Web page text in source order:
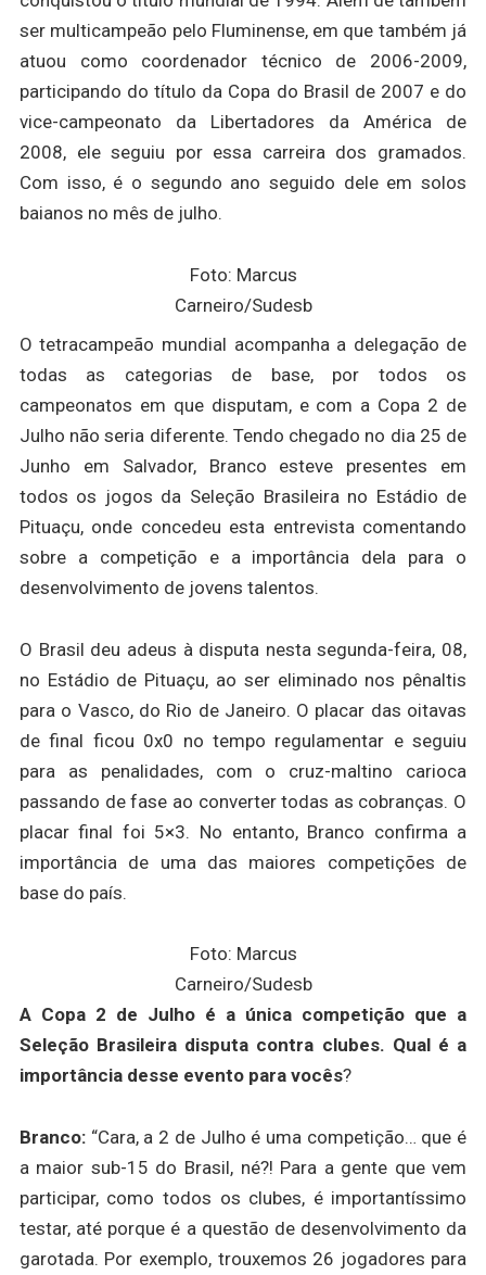
ser multicampeão pelo Fluminense, em que também já
atuou como coordenador técnico de 2006-2009,
participando do título da Copa do Brasil de 2007 e do
vice-campeonato da Libertadores da América de
2008, ele seguiu por essa carreira dos gramados.
Com isso, é o segundo ano seguido dele em solos
baianos no mês de julho.
Foto: Marcus
Carneiro/Sudesb
O tetracampeão mundial acompanha a delegação de
todas as categorias de base, por todos os
campeonatos em que disputam, e com a Copa 2 de
Julho não seria diferente. Tendo chegado no dia 25 de
Junho em Salvador, Branco esteve presentes em
todos os jogos da Seleção Brasileira no Estádio de
Pituaçu, onde concedeu esta entrevista comentando
sobre a competição e a importância dela para o
desenvolvimento de jovens talentos.
O Brasil deu adeus à disputa nesta segunda-feira, 08,
no Estádio de Pituaçu, ao ser eliminado nos pênaltis
para o Vasco, do Rio de Janeiro. O placar das oitavas
de final ficou 0x0 no tempo regulamentar e seguiu
para as penalidades, com o cruz-maltino carioca
passando de fase ao converter todas as cobranças. O
placar final foi 5×3. No entanto, Branco confirma a
importância de uma das maiores competições de
base do país.
Foto: Marcus
Carneiro/Sudesb
A Copa 2 de Julho é a única competição que a
Seleção Brasileira disputa contra clubes. Qual é a
importância desse evento para vocês?
Branco:“Cara, a 2 de Julho é uma competição… que é
a maior sub-15 do Brasil, né?! Para a gente que vem
participar, como todos os clubes, é importantíssimo
testar, até porque é a questão de desenvolvimento da
garotada. Por exemplo, trouxemos 26 jogadores para